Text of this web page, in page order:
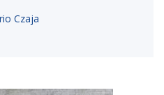
Czaja